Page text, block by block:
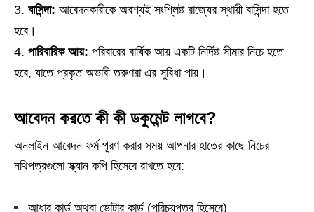
বাসিন্দা: আবেদনকারীকে অবশ্যই সংশ্লিষ্ট রাজ্যের স্থায়ী বাসিন্দা হতে
হবে।
পারিবারিক আয়: পরিবারের বার্ষিক আয় একটি নির্দিষ্ট সীমার নিচে হতে
হবে, যাতে প্রকৃত অভাবী তরুণরা এর সুবিধা পায়।
আবেদন করতে কী কী ডকুমেন্ট লাগবে?
অনলাইন আবেদন ফর্ম পূরণ করার সময় আপনার হাতের কাছে নিচের
নথিপত্রগুলো স্ক্যান কপি হিসেবে রাখতে হবে:
আধার কার্ড অথবা ভোটার কার্ড (পরিচয়পত্র হিসেবে)